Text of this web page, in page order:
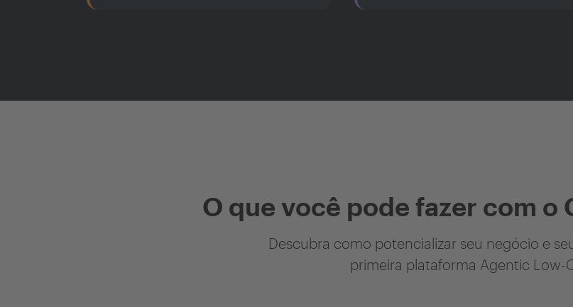
O que você pode fazer com o
Descubra como potencializar seu negócio e
primeira plataforma Agentic Low-